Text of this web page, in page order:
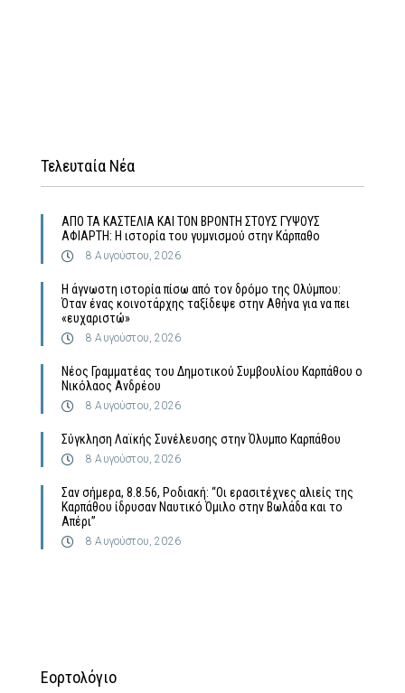
Τελευταία Νέα
ΑΠΟ ΤΑ ΚΑΣΤΕΛΙΑ ΚΑΙ ΤΟΝ ΒΡΟΝΤΗ ΣΤΟΥΣ ΓΥΨΟΥΣ
ΑΦΙΑΡΤΗ: Η ιστορία του γυμνισμού στην Κάρπαθο
8 Αυγούστου, 2026
Η άγνωστη ιστορία πίσω από τον δρόμο της Ολύμπου:
Όταν ένας κοινοτάρχης ταξίδεψε στην Αθήνα για να πει
«ευχαριστώ»
8 Αυγούστου, 2026
Νέος Γραμματέας του Δημοτικού Συμβουλίου Καρπάθου ο
Νικόλαος Ανδρέου
8 Αυγούστου, 2026
Σύγκληση Λαϊκής Συνέλευσης στην Όλυμπο Καρπάθου
8 Αυγούστου, 2026
Σαν σήμερα, 8.8.56, Ροδιακή: “Οι ερασιτέχνες αλιείς της
Καρπάθου ίδρυσαν Ναυτικό Όμιλο στην Βωλάδα και το
Απέρι”
8 Αυγούστου, 2026
Εορτολόγιο